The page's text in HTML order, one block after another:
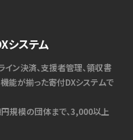
システム
イン決済、支援者管理、領収書
能が揃った寄付DXシステムで
規模の団体まで、3,000以上